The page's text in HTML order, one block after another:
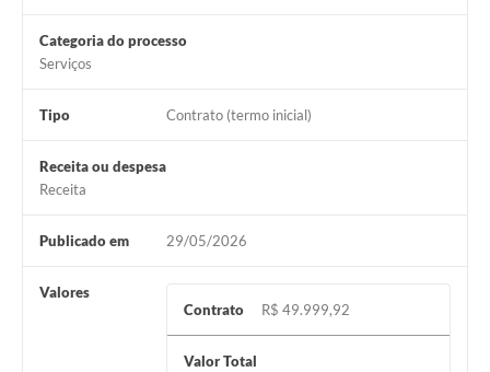
Categoria do processo
Serviços
Tipo Contrato (termo inicial)
Receita ou despesa
Receita
Publicado em 29/05/2026
Valores
Contrato
R$ 49.999,92
Valor Total